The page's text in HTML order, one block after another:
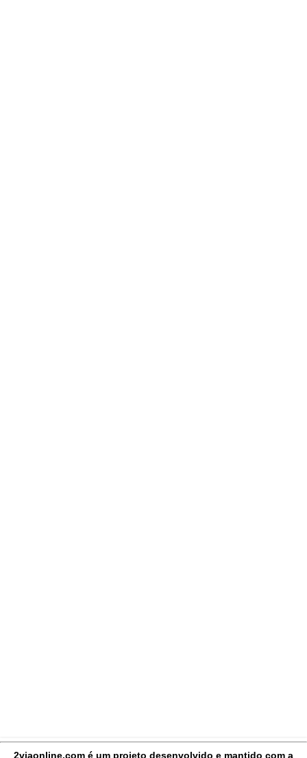
2viaonline.com é um projeto desenvolvido e mantido com a